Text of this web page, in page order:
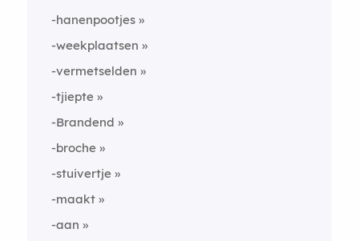
-hanenpootjes
-weekplaatsen
-vermetselden
-tjiepte
-Brandend
-broche
-stuivertje
-maakt
-aan